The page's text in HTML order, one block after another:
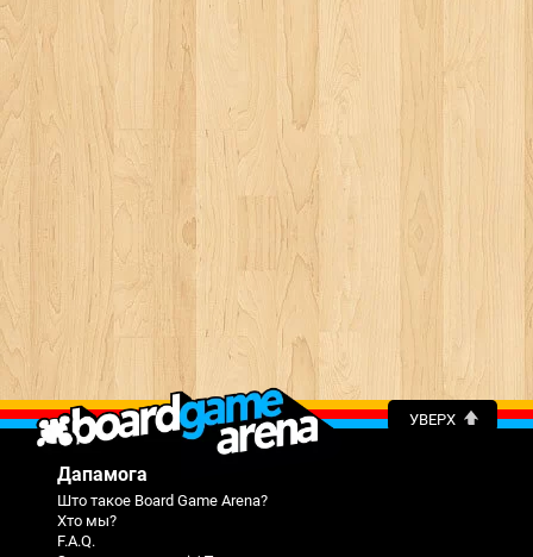
УВЕРХ
Дапамога
Што такое Board Game Arena?
Хто мы?
F.A.Q.